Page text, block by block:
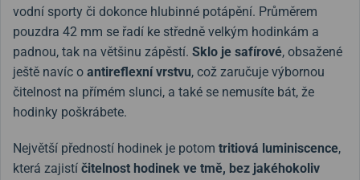
vodní sporty či dokonce hlubinné potápění. Průměrem
pouzdra 42 mm se řadí ke středně velkým hodinkám a
padnou, tak na většinu zápěstí. Sklo je safírové, obsažené
ještě navíc o antireflexní vrstvu, což zaručuje výbornou
čitelnost na přímém slunci, a také se nemusíte bát, že
hodinky poškrábete.
Největší předností hodinek je potom tritiová luminiscence,
která zajistí čitelnost hodinek ve tmě, bez jakéhokoliv